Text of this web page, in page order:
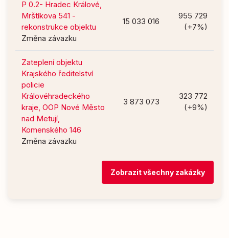
P 0.2- Hradec Králové,
Mrštíkova 541 -
rekonstrukce objektu
Změna závazku
15 033 016
955 729
(+7%)
Zateplení objektu
Krajského ředitelství
policie
Královéhradeckého
kraje, OOP Nové Město
nad Metují,
Komenského 146
Změna závazku
3 873 073
323 772
(+9%)
Zobrazit všechny zakázky